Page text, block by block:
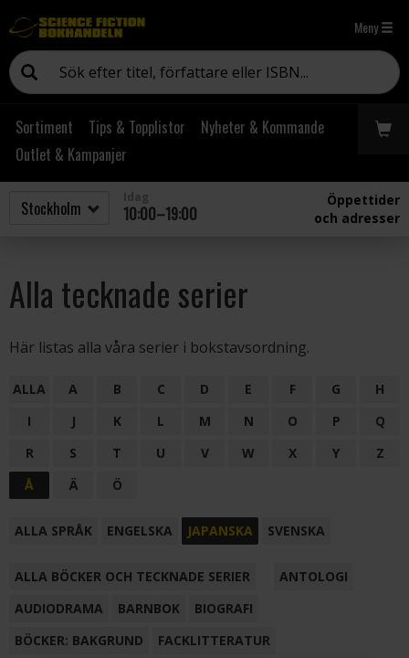
Meny
Sortiment Tips & Topplistor
Nyheter & Kommande
Outlet & Kampanjer
10:00–19:00
Öppettider
och adresser
Alla tecknade serier
Här listas alla våra serier i bokstavsordning.
ALLA A B C D E F G
H
I
J K L M N O P
Q
R
S T U V W X Y
Z
Å
Ä Ö
ALLA SPRÅK ENGELSKA JAPANSKA SVENSKA
ALLA BÖCKER OCH TECKNADE SERIER
ANTOLOGI
AUDIODRAMA
BARNBOK
BIOGRAFI
BÖCKER: BAKGRUND
FACKLITTERATUR